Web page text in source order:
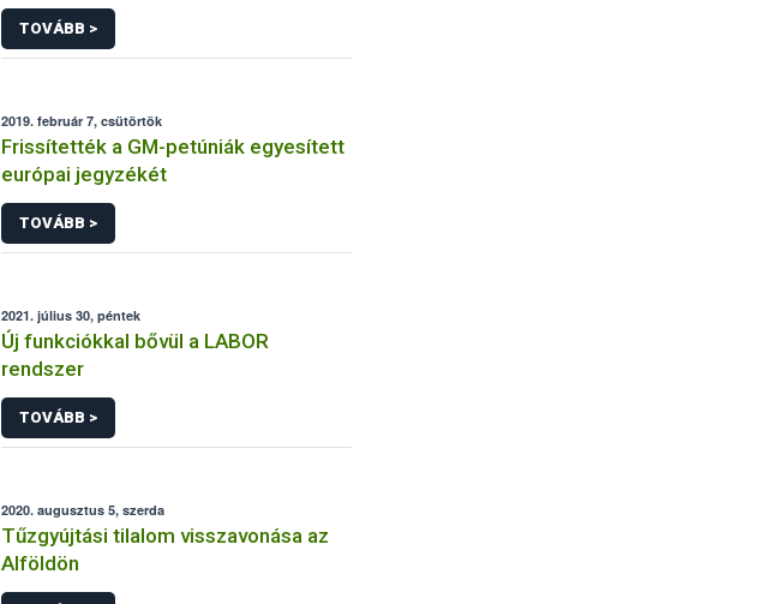
TOVÁBB >
2019. február 7, csütörtök
Frissítették a GM-petúniák egyesített
európai jegyzékét
TOVÁBB >
2021. július 30, péntek
Új funkciókkal bővül a LABOR
rendszer
TOVÁBB >
2020. augusztus 5, szerda
Tűzgyújtási tilalom visszavonása az
Alföldön